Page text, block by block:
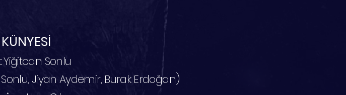
Yiğitcan Sonlu
Jiyan Aydemir, Burak Erdoğan)